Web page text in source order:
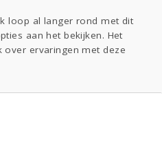
loop al langer rond met dit
aan het bekijken. Het
ervaringen met deze